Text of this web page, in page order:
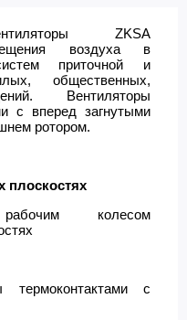
ZKSA
воздуха в
приточной и
общественных,
Вентиляторы
с вперед загнутыми
ротором.
плоскостях
колесом
термоконтактами с